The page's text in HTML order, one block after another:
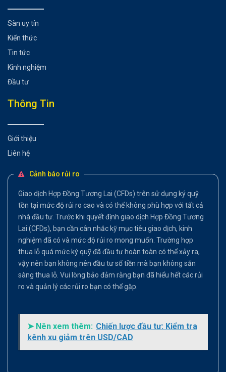
Sàn uy tín
Kiến thức
Tin tức
Kinh nghiệm
Đầu tư
Thông Tin
Giới thiệu
Liên hệ
Cảnh báo rủi ro
Giao dịch Hợp Đồng Tương Lai (CFDs) trên sử dụng ký quỹ
tồn tại mức độ rủi ro cao và có thể không phù hợp với tất cả
nhà đầu tư. Trước khi quyết định giao dịch Hợp Đồng Tương
Lai (CFDs), bạn cần cân nhắc kỹ mục tiêu giao dịch, kinh
nghiệm đã có và mức độ rủi ro mong muốn. Trường hợp
thua lỗ quá mức ký quỹ đã đầu tư hoàn toàn có thể xảy ra,
vậy nên bạn không nên đầu tư số tiền mà bạn không sẵn
sàng thua lỗ. Vui lòng bảo đảm rằng bạn đã hiểu hết các rủi
ro và quản lý các rủi ro bạn có thể gặp.
➤ Nên xem thêm: Chiến lược đầu tư: Kiểm tra
kênh xu giảm trên USD/CAD